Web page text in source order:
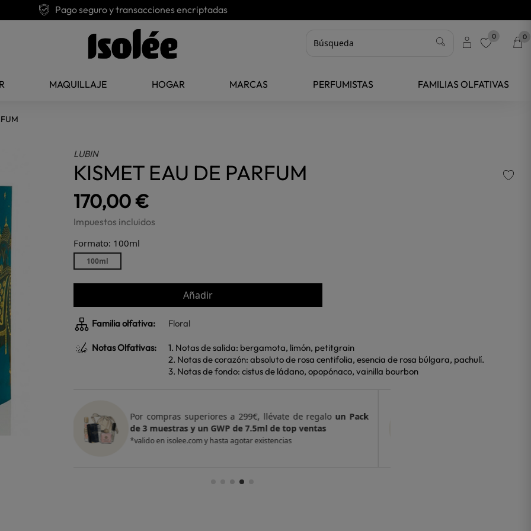
Pago seguro y transacciones encriptadas
0 0
MAQUILLAJE HOGAR MARCAS PERFUMISTAS FAMILIAS OLFATIVAS
LUBIN
KISMET EAU DE PARFUM
170,00 €
Impuestos incluidos
Formato: 100ml
100ml
Añadir
Familia olfativa: Floral
Notas Olfativas:
1. Notas de salida: bergamota, limón, petitgrain
2. Notas de corazón: absoluto de rosa centifolia, esencia de rosa búlgara, pachulí.
3. Notas de fondo: cistus de ládano, opopónaco, vainilla bourbon
Por compras superiores a 420€, llévate de regalo un Pack
de 4 muestras y 2 GWP de top ventas
*valido en isolee.com y hasta agotar existencias